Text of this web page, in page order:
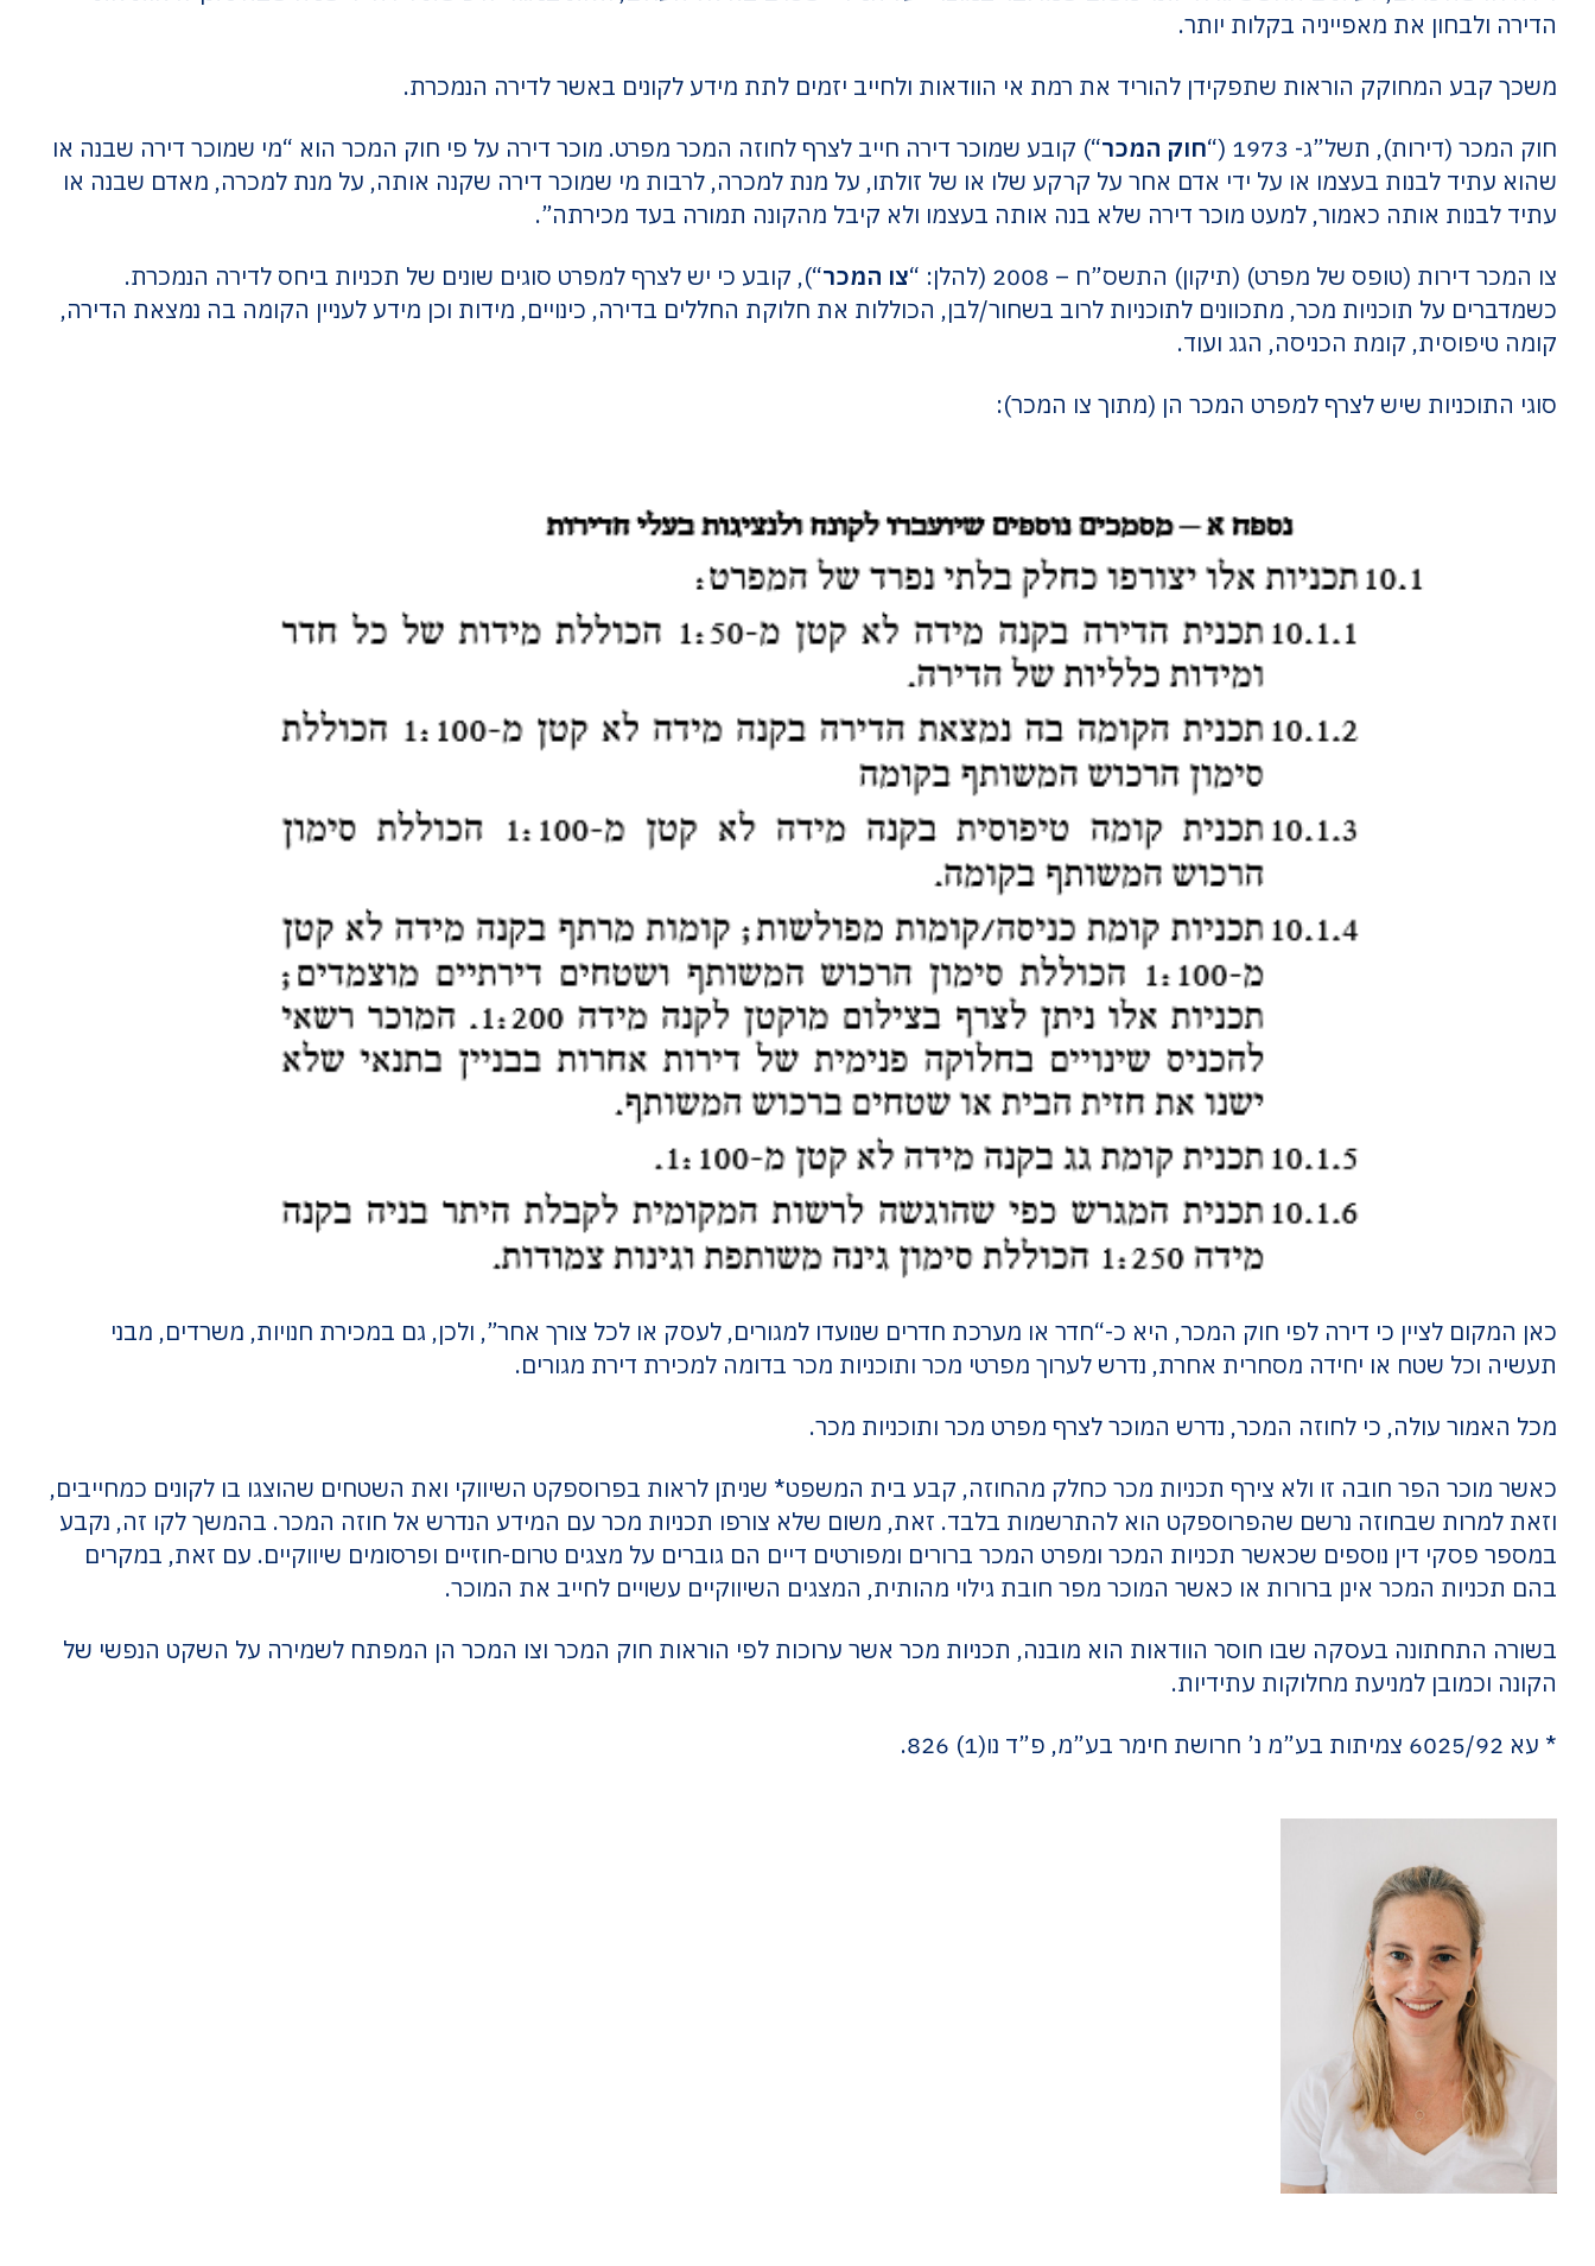
הדירה ולבחון את מאפייניה בקלות יותר.
משכך קבע המחוקק הוראות שתפקידן להוריד את רמת אי הוודאות ולחייב יזמים לתת מידע לקונים באשר לדירה הנמכרת.
חוק המכר (דירות), תשל”ג- 1973 (“
חוק המכר“) קובע שמוכר דירה חייב לצרף לחוזה המכר מפרט. מוכר דירה על פי חוק המכר הוא “מי שמוכר דירה שבנה או
שהוא עתיד לבנות בעצמו או על ידי אדם אחר על קרקע שלו או של זולתו, על מנת למכרה, לרבות מי שמוכר דירה שקנה אותה, על מנת למכרה, מאדם שבנה או
עתיד לבנות אותה כאמור, למעט מוכר דירה שלא בנה אותה בעצמו ולא קיבל מהקונה תמורה בעד מכירתה”.
צו המכר דירות (טופס של מפרט) (תיקון) התשס”ח – 2008 (להלן: “
צו המכר“), קובע כי יש לצרף למפרט סוגים שונים של תכניות ביחס לדירה הנמכרת.
כשמדברים על תוכניות מכר, מתכוונים לתוכניות לרוב בשחור/לבן, הכוללות את חלוקת החללים בדירה, כינויים, מידות וכן מידע לעניין הקומה בה נמצאת הדירה,
קומה טיפוסית, קומת הכניסה, הגג ועוד.
סוגי התוכניות שיש לצרף למפרט המכר הן (מתוך צו המכר):
כאן המקום לציין כי דירה לפי חוק המכר, היא כ-“חדר או מערכת חדרים שנועדו למגורים, לעסק או לכל צורך אחר”, ולכן, גם במכירת חנויות, משרדים, מבני
תעשיה וכל שטח או יחידה מסחרית אחרת, נדרש לערוך מפרטי מכר ותוכניות מכר בדומה למכירת דירת מגורים.
מכל האמור עולה, כי לחוזה המכר, נדרש המוכר לצרף מפרט מכר ותוכניות מכר.
כאשר מוכר הפר חובה זו ולא צירף תכניות מכר כחלק מהחוזה, קבע בית המשפט* שניתן לראות בפרוספקט השיווקי ואת השטחים שהוצגו בו לקונים כמחייבים,
וזאת למרות שבחוזה נרשם שהפרוספקט הוא להתרשמות בלבד. זאת, משום שלא צורפו תכניות מכר עם המידע הנדרש אל חוזה המכר. בהמשך לקו זה, נקבע
במספר פסקי דין נוספים שכאשר תכניות המכר ומפרט המכר ברורים ומפורטים דיים הם גוברים על מצגים טרום-חוזיים ופרסומים שיווקיים. עם זאת, במקרים
בהם תכניות המכר אינן ברורות או כאשר המוכר מפר חובת גילוי מהותית, המצגים השיווקיים עשויים לחייב את המוכר.
בשורה התחתונה בעסקה שבו חוסר הוודאות הוא מובנה, תכניות מכר אשר ערוכות לפי הוראות חוק המכר וצו המכר הן המפתח לשמירה על השקט הנפשי של
הקונה וכמובן למניעת מחלוקות עתידיות.
* עא 6025/92 צמיתות בע”מ נ’ חרושת חימר בע”מ, פ”ד נו(1) 826.